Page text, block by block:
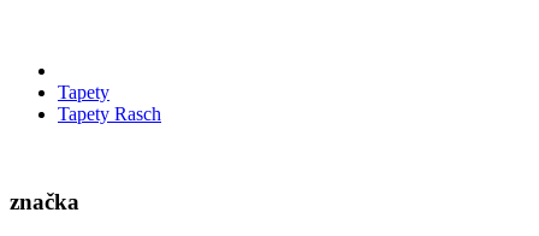
Tapety
Tapety Rasch
značka